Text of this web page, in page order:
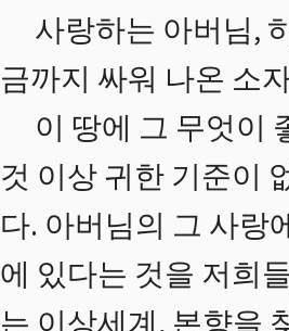
사랑하는 아버님,
금까지 싸워 나온 소
이 땅에 그 무엇이
것 이상 귀한 기준이
다. 아버님의 그 사랑
에 있다는 것을 저희